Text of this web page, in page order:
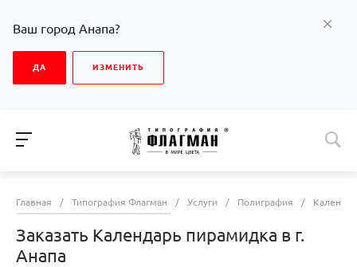
Ваш город Анапа?
ДА ИЗМЕНИТЬ
Главная / Типография Флагман / Услуги / Полиграфия /
Заказать Календарь пирамидка в г.
Анапа